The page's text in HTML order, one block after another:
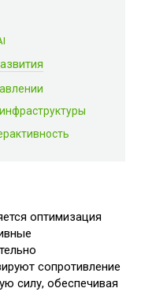
оптимизация
сопротивление
силу, обеспечивая